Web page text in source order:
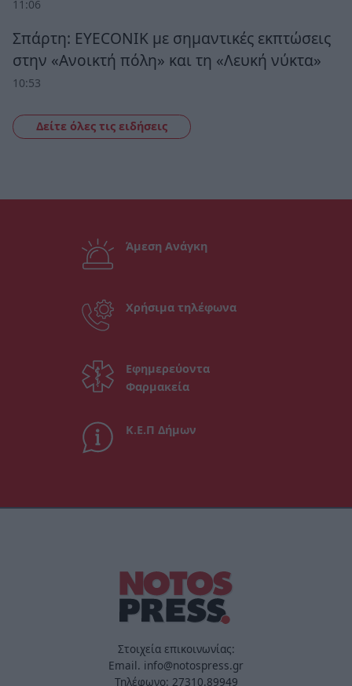
11:06
Σπάρτη: EYECONIK με σημαντικές εκπτώσεις
στην «Ανοικτή πόλη» και τη «Λευκή νύκτα»
10:53
Δείτε όλες τις ειδήσεις
Άμεση Ανάγκη
Χρήσιμα τηλέφωνα
Εφημερεύοντα
Φαρμακεία
Κ.Ε.Π Δήμων
Στοιχεία επικοινωνίας:
Email. info@notospress.gr
Τηλέφωνο: 27310.89949